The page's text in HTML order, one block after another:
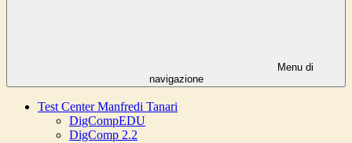
Menu di
navigazione
Test Center Manfredi Tanari
DigCompEDU
DigComp 2.2